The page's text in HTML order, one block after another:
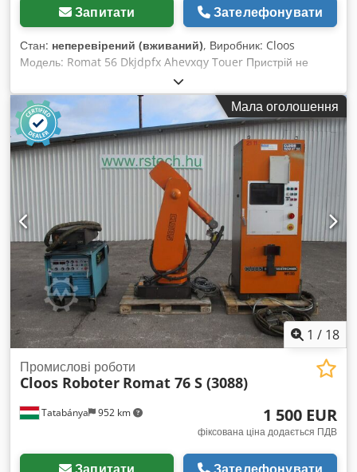
Запитати Зателефонувати
Стан: неперевірений (вживаний), Виробник: Cloos
Модель: Romat 56 Dkjdpfx Ahevxqy Touer Пристрій не
тестувався, його стан невідомий. Продається з
аксесуарами, що зображені на фото.
Мала оголошення
1 / 18
Tatabánya 952 km
Промислові роботи
Cloos Roboter Romat 76 S (3088)
1 500 EUR
фіксована ціна додається ПДВ
Запитати Зателефонувати